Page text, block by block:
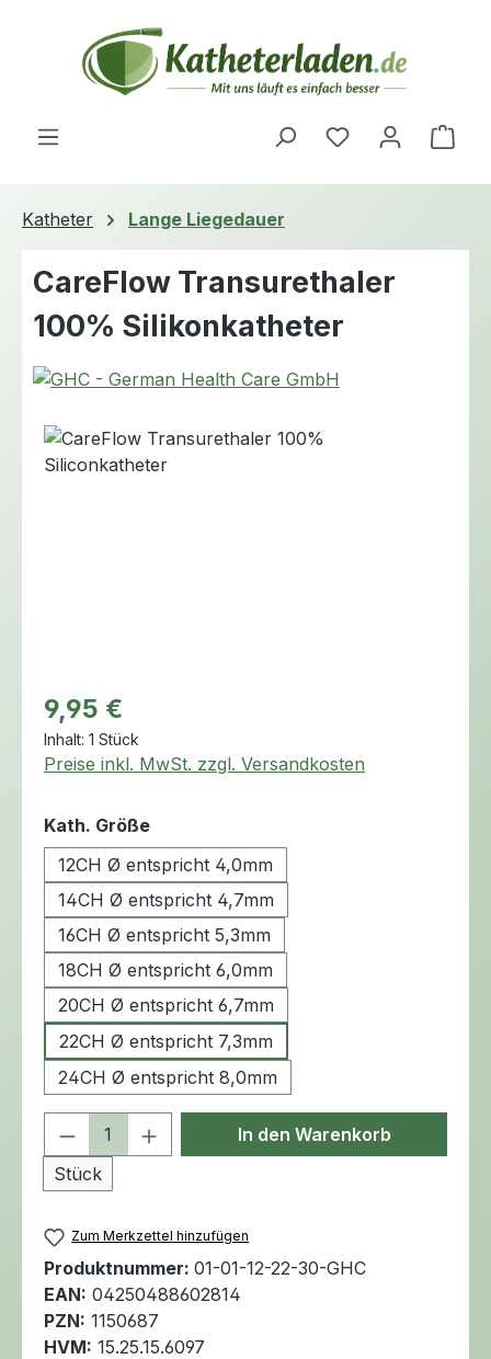
Zum Hauptinhalt springen
Du hast 0
Katheter Lange Liegedauer
CareFlow Transurethaler
100% Silikonkatheter
Bildergalerie überspringen
Regulärer Preis:
9,95 €
Inhalt: 1 Stück
Preise inkl. MwSt. zzgl. Versandkosten
Kath. Größeauswählen
12CH Ø entspricht 4,0mm
14CH Ø entspricht 4,7mm
16CH Ø entspricht 5,3mm
18CH Ø entspricht 6,0mm
20CH Ø entspricht 6,7mm
22CH Ø entspricht 7,3mm
24CH Ø entspricht 8,0mm
Produkt Anzahl: Gib den
Stück
In den Warenkorb
Zum Merkzettel hinzufügen
Produktnummer: 01-01-12-22-30-GHC
EAN: 04250488602814
PZN: 1150687
HVM: 15.25.15.6097